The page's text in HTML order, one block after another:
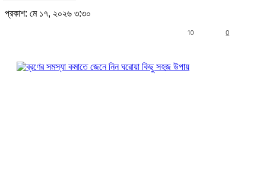
প্রকাশ: মে ১৭, ২০২৬ ৩:৩০
0
10